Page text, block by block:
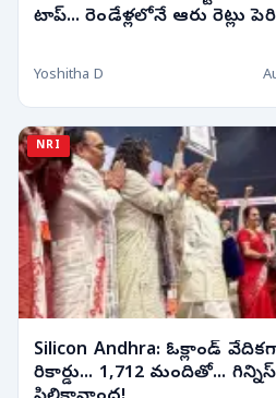
టాప్... రెండేళ్లలోనే ఆరు రెట్లు
Yoshitha D
NRI
Silicon Andhra: ఓక్లాండ్
రికార్డు... 1,712 మందితో...